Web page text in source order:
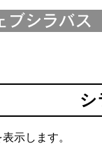
シ
示します。